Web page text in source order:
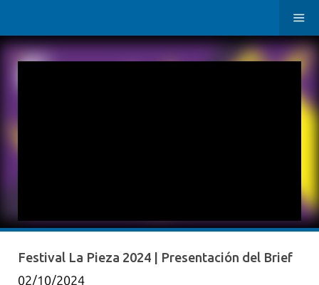
Festival La Pieza 2024 | Presentación del Brief
02/10/2024